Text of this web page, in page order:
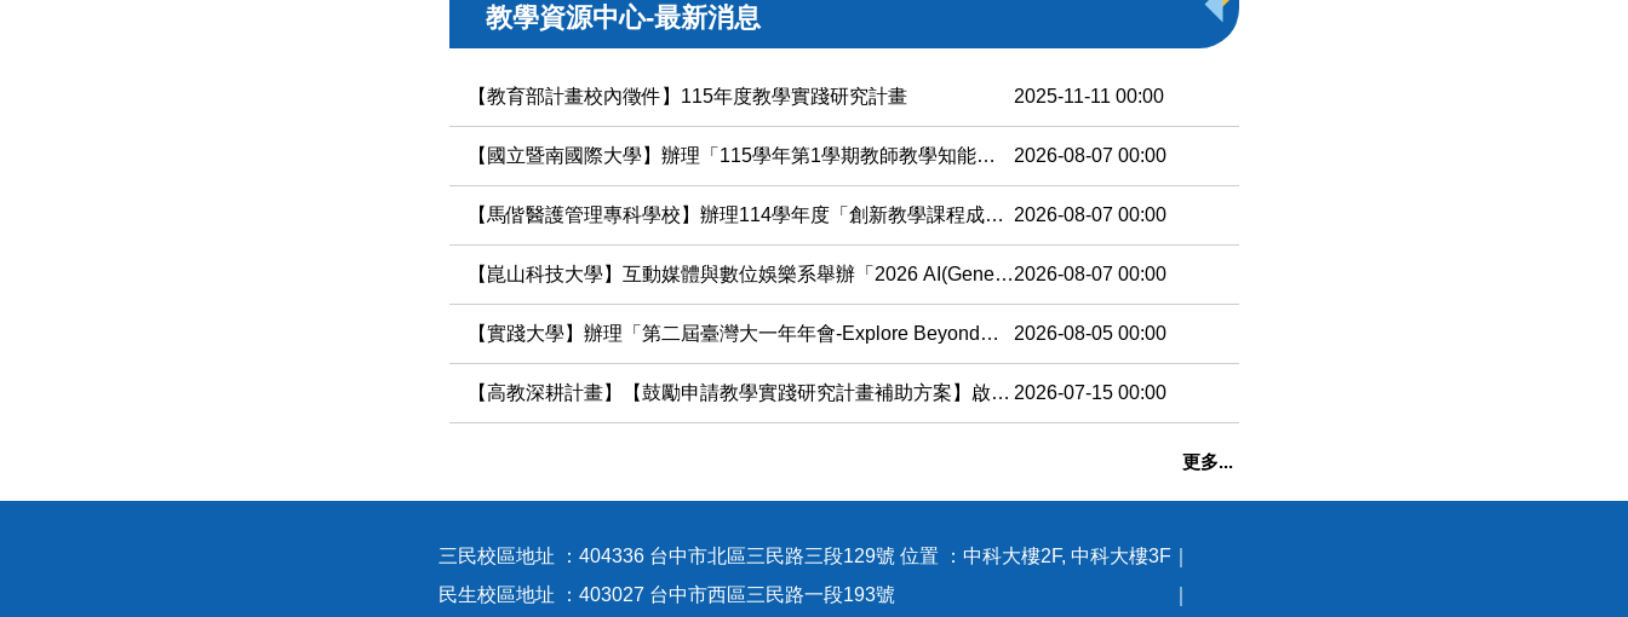
教學資源中心-最新消息
【教育部計畫校內徵件】115年度教學實踐研究計畫 2025-11-11 00:00
【國立暨南國際大學】辦理「115學年第1學期教師教學知能活動」8月系列活動 2026-08-07 00:00
【馬偕醫護管理專科學校】辦理114學年度「創新教學課程成果發表會」 2026-08-07 00:00
【崑山科技大學】互動媒體與數位娛樂系舉辦「2026 AI(Generative AI Planning and Applications)國際證照教師研習營」 2026-08-07 00:00
【實踐大學】辦理「第二屆臺灣大一年年會-Explore Beyond：探索自我‧跨域連結‧智慧未來」論文徵稿 2026-08-05 00:00
【高教深耕計畫】【鼓勵申請教學實踐研究計畫補助方案】啟動 ！ 2026-07-15 00:00
更多...
三民校區地址 ：404336 台中市北區三民路三段129號 位置 ：中科大樓2F, 中科大樓3F｜
民生校區地址 ：403027 台中市西區三民路一段193號 ｜